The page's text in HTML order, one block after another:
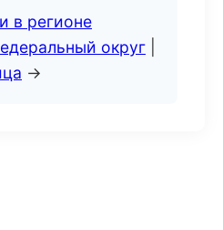
в регионе
округ
→